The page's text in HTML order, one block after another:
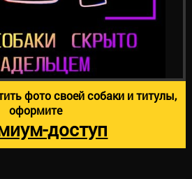
фото своей собаки и титулы,
оформите
доступ